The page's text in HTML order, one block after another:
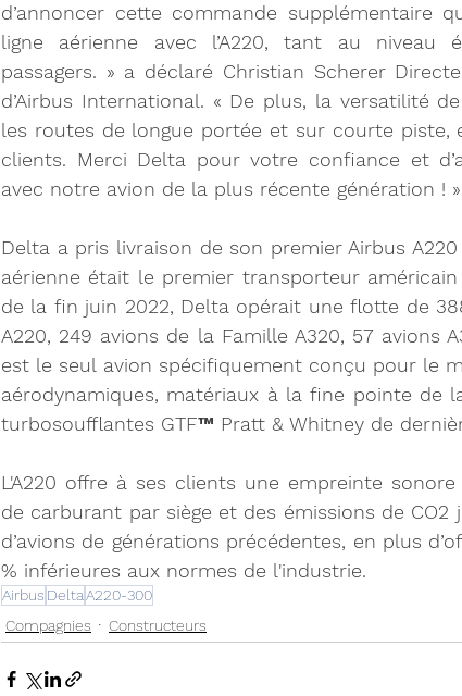
d’annoncer cette commande supplémentaire
ligne aérienne avec l’A220, tant au niveau
passagers. » a déclaré Christian Scherer
d’Airbus International. « De plus, la versatilité
les routes de longue portée et sur courte piste,
clients. Merci Delta pour votre confiance et
avec notre avion de la plus récente génération ! »
Delta a pris livraison de son premier Airbus
aérienne était le premier transporteur
de la fin juin 2022, Delta opérait une flotte de
A220, 249 avions de la Famille A320, 57 avions
est le seul avion spécifiquement conçu pour le
aérodynamiques, matériaux à la fine pointe de
turbosoufflantes GTF™ Pratt & Whitney de
L'A220 offre à ses clients une empreinte
de carburant par siège et des émissions de CO2
d’avions de générations précédentes, en plus
% inférieures aux normes de l'industrie.
Airbus DeltaA220-300
Compagnies
Constructeurs